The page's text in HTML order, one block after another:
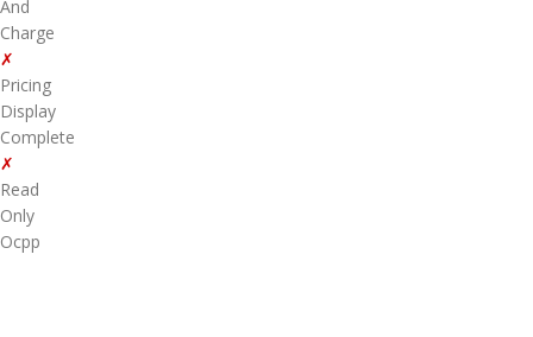
And
Charge
✗
Pricing
Display
Complete
✗
Read
Only
Ocpp